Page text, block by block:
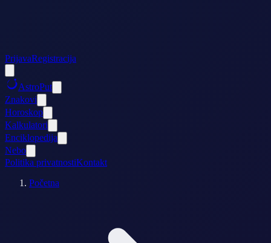
PrijavaRegistracija
AstroPut
Znakovi
Horoskop
Kalkulatori
Enciklopedija
Nebo
Politika privatnostiKontakt
Početna